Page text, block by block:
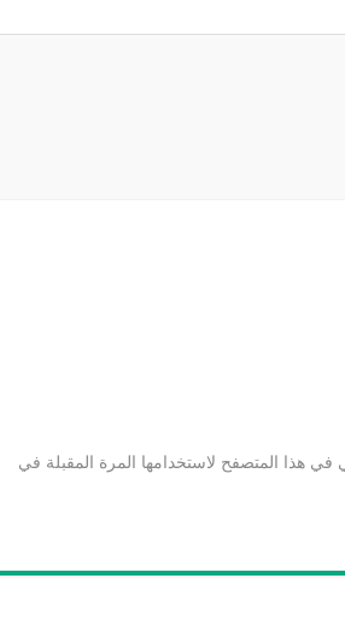
في هذا المتصفح لاستخدامها المرة المقبلة في